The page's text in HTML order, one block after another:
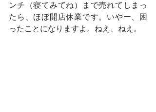
ンチ（寝てみてね）まで売れてしまっ
たら、ほぼ開店休業です。いやー、困
ったことになりますよ。ねえ、ねえ。